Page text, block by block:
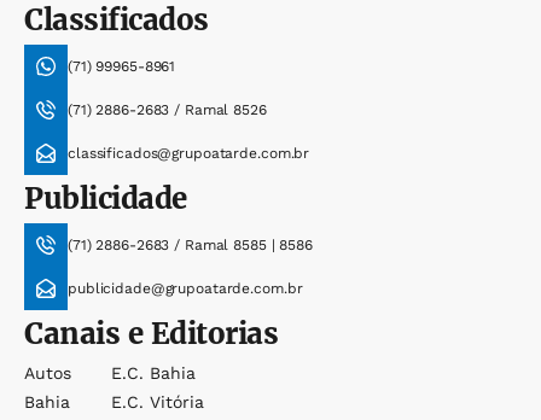
Classificados
(71) 99965-8961
(71) 2886-2683 / Ramal 8526
classificados@grupoatarde.com.br
Publicidade
(71) 2886-2683 / Ramal 8585 | 8586
publicidade@grupoatarde.com.br
Canais e Editorias
Autos
Bahia
E.c. Bahia
E.c. Vitória